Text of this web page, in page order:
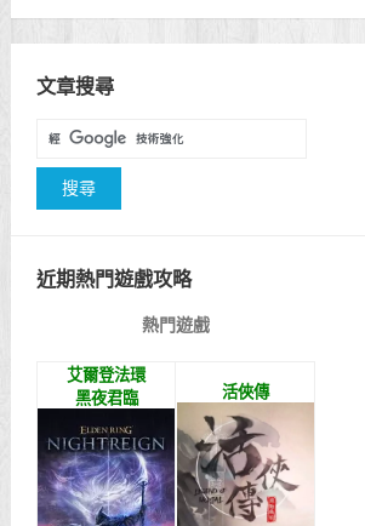
文章搜尋
近期熱門遊戲攻略
熱門遊戲
艾爾登法環
黑夜君臨
活俠傳